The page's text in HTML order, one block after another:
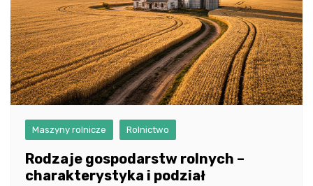
Maszyny rolnicze Rolnictwo
Rodzaje gospodarstw rolnych –
charakterystyka i podział